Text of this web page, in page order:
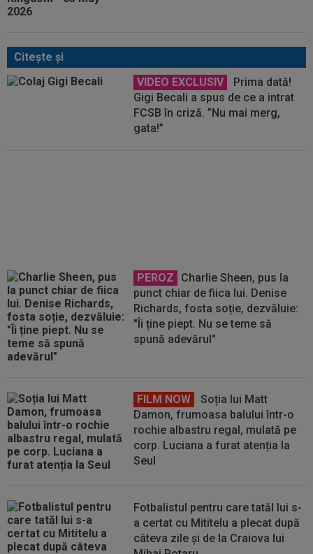
Citeşte şi
VIDEO EXCLUSIV
Prima dată!
Gigi Becali a spus de ce a intrat
FCSB în criză. ”Nu mai merg,
gata!”
PEROZ
Charlie Sheen, pus la
punct chiar de fiica lui. Denise
Richards, fosta soție, dezvăluie:
"Îi ține piept. Nu se teme să
spună adevărul"
FILM NOW
Soția lui Matt
Damon, frumoasa balului într-o
rochie albastru regal, mulată pe
corp. Luciana a furat atenția la
Seul
Fotbalistul pentru care tatăl lui s-
a certat cu Mititelu a plecat după
câteva zile și de la Craiova lui